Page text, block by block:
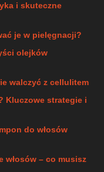
i skuteczne
je w pielęgnacji?
olejków
walczyć z cellulitem
Kluczowe strategie i
do włosów
włosów – co musisz